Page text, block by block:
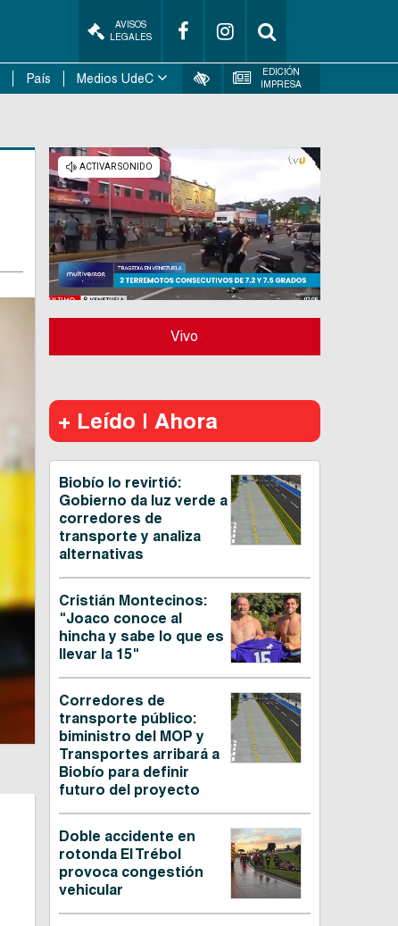
AVISOS
LEGALES
País Medios UdeC
EDICIÓN
IMPRESA
Vivo
+ Leído | Ahora
Biobío lo revirtió:
Gobierno da luz verde a
corredores de
transporte y analiza
alternativas
Cristián Montecinos:
"Joaco conoce al
hincha y sabe lo que es
llevar la 15"
Corredores de
transporte público:
biministro del MOP y
Transportes arribará a
Biobío para definir
futuro del proyecto
Doble accidente en
rotonda El Trébol
provoca congestión
vehicular